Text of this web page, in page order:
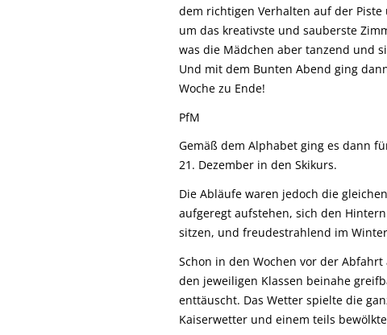
dem richtigen Verhalten auf der
um das kreativste und sauberste
was die Mädchen aber tanzend und
Und mit dem Bunten Abend ging
Woche zu Ende!
PfM
Gemäß dem Alphabet ging es dann
21. Dezember in den Skikurs.
Die Abläufe waren jedoch die
aufgeregt aufstehen, sich den
sitzen, und freudestrahlend im
Schon in den Wochen vor der
den jeweiligen Klassen beinahe
enttäuscht. Das Wetter spielte die
Kaiserwetter und einem teils